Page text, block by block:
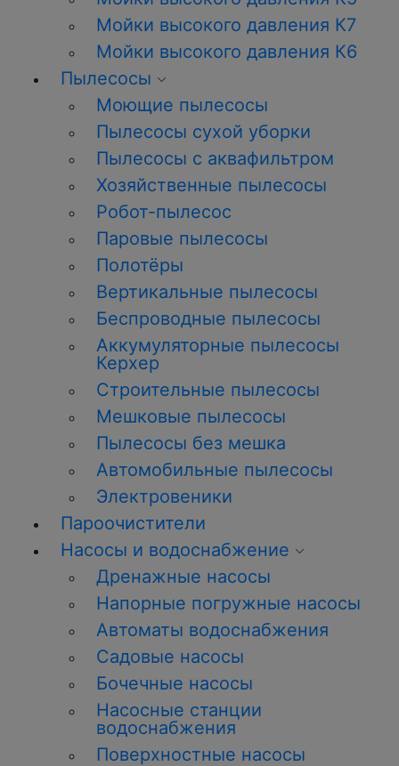
Мойки высокого давления К7
Мойки высокого давления К6
Пылесосы
Моющие пылесосы
Пылесосы сухой уборки
Пылесосы с аквафильтром
Хозяйственные пылесосы
Робот-пылесос
Паровые пылесосы
Полотёры
Вертикальные пылесосы
Беспроводные пылесосы
Аккумуляторные пылесосы
Керхер
Строительные пылесосы
Мешковые пылесосы
Пылесосы без мешка
Автомобильные пылесосы
Электровеники
Пароочистители
Насосы и водоснабжение
Дренажные насосы
Напорные погружные насосы
Автоматы водоснабжения
Садовые насосы
Бочечные насосы
Насосные станции
водоснабжения
Поверхностные насосы